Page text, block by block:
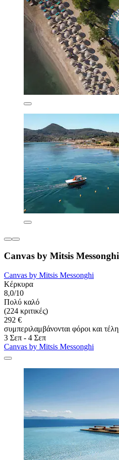
Canvas by Mitsis Messonghi
Canvas by Mitsis Messonghi
Κέρκυρα
8,0/10
Πολύ καλό
(224 κριτικές)
292 €
συμπεριλαμβάνονται φόροι και τέλη
3 Σεπ - 4 Σεπ
Canvas by Mitsis Messonghi